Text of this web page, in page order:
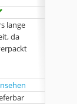
lange
da